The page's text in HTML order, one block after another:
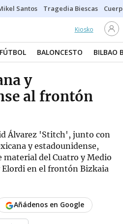
Santos Tragedia Biescas
Kiosko
FÚTBOL BALONCESTO BILBAO
y
al frontón
Álvarez 'Stitch', junto con
y estadounidense,
material del Cuatro y Medio
en el frontón Bizkaia
Añádenos en Google